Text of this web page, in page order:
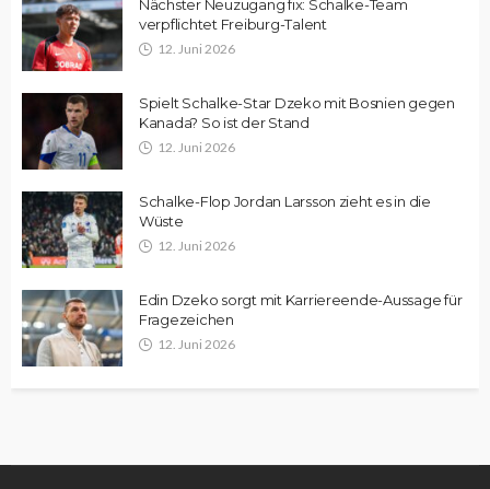
Nächster Neuzugang fix: Schalke-Team
verpflichtet Freiburg-Talent
12. Juni 2026
Spielt Schalke-Star Dzeko mit Bosnien gegen
Kanada? So ist der Stand
12. Juni 2026
Schalke-Flop Jordan Larsson zieht es in die
Wüste
12. Juni 2026
Edin Dzeko sorgt mit Karriereende-Aussage für
Fragezeichen
12. Juni 2026